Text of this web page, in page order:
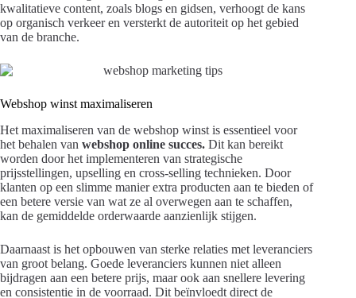
kwalitatieve content, zoals blogs en gidsen, verhoogt de kans
op organisch verkeer en versterkt de autoriteit op het gebied
van de branche.
Webshop winst maximaliseren
Het maximaliseren van de webshop winst is essentieel voor
het behalen van webshop online succes. Dit kan bereikt
worden door het implementeren van strategische
prijsstellingen, upselling en cross-selling technieken. Door
klanten op een slimme manier extra producten aan te bieden of
een betere versie van wat ze al overwegen aan te schaffen,
kan de gemiddelde orderwaarde aanzienlijk stijgen.
Daarnaast is het opbouwen van sterke relaties met leveranciers
van groot belang. Goede leveranciers kunnen niet alleen
bijdragen aan een betere prijs, maar ook aan snellere levering
en consistentie in de voorraad. Dit beïnvloedt direct de